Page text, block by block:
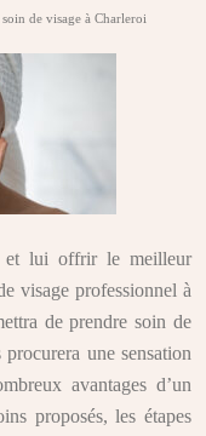
de visage à Charleroi
et lui offrir le meilleur
visage professionnel à
de prendre soin de
une sensation
avantages d’un
proposés, les étapes